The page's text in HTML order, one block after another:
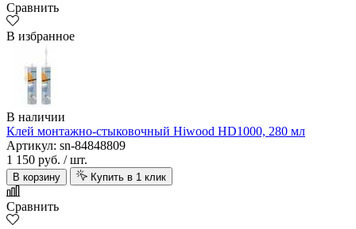
Сравнить
В избранное
В наличии
Клей монтажно-стыковочный Hiwood HD1000, 280 мл
Артикул: sn-84848809
1 150 руб. / шт.
В корзину Купить в 1 клик
Сравнить